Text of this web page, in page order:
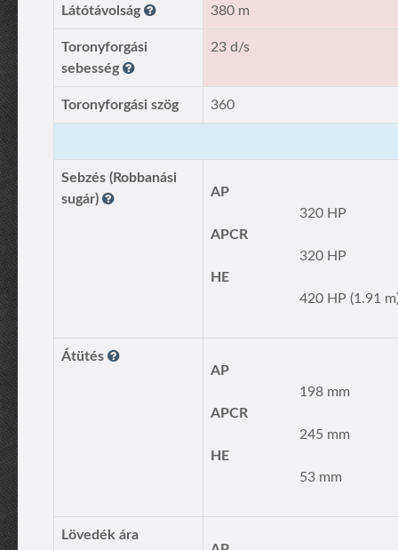
Látótávolság 380 m
Toronyforgási
sebesség
23 d/s
Toronyforgási szög 360
Sebzés (Robbanási
sugár)
AP
320 HP
APCR
320 HP
HE
420 HP (1.91
Átütés
AP
198 mm
APCR
245 mm
HE
53 mm
Lövedék ára